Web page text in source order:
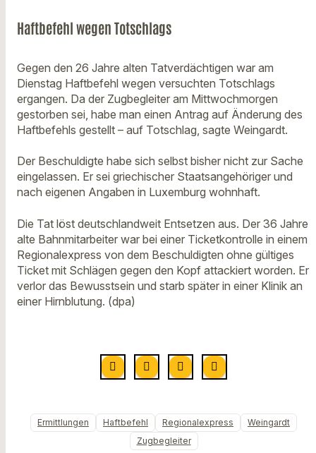
Haftbefehl wegen Totschlags
Gegen den 26 Jahre alten Tatverdächtigen war am
Dienstag Haftbefehl wegen versuchten Totschlags
ergangen. Da der Zugbegleiter am Mittwochmorgen
gestorben sei, habe man einen Antrag auf Änderung des
Haftbefehls gestellt – auf Totschlag, sagte Weingardt.
Der Beschuldigte habe sich selbst bisher nicht zur Sache
eingelassen. Er sei griechischer Staatsangehöriger und
nach eigenen Angaben in Luxemburg wohnhaft.
Die Tat löst deutschlandweit Entsetzen aus. Der 36 Jahre
alte Bahnmitarbeiter war bei einer Ticketkontrolle in einem
Regionalexpress von dem Beschuldigten ohne gültiges
Ticket mit Schlägen gegen den Kopf attackiert worden. Er
verlor das Bewusstsein und starb später in einer Klinik an
einer Hirnblutung. (dpa)
Ermittlungen Haftbefehl Regionalexpress
Weingardt
Zugbegleiter